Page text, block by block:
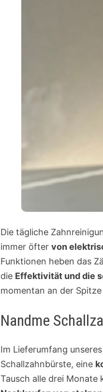
Die tägliche
immer öfter von
Funktionen heben das
die Effektivität und die
momentan an der
Nandme
Im Lieferumfang
Schallzahnbürste, eine
Tausch alle drei Monate